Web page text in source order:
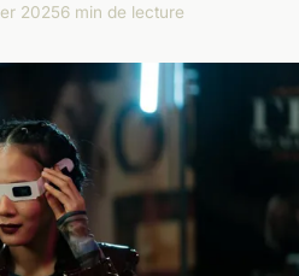
20256 min de lecture